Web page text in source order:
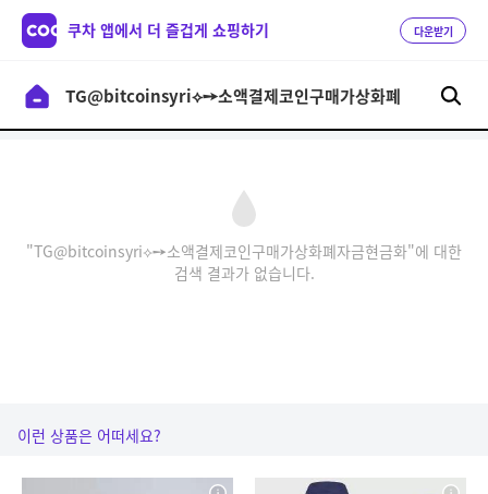
쿠차 앱에서 더 즐겁게 쇼핑하기 다운받기
"TG@bitcoinsyri⟡➙소액결제코인구매가상화폐자금현금화"에 대한
검색 결과가 없습니다.
이런 상품은 어떠세요?